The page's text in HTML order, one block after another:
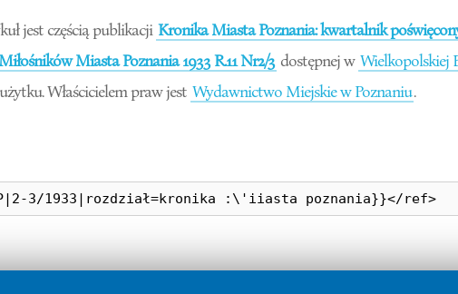
jest częścią publikacji Kronika Miasta Poznania: kwartalnik
Miasta Poznania 1933 R.11 Nr2/3 dostępnej w Wielkopolskiej
Właścicielem praw jest Wydawnictwo Miejskie w Poznaniu.